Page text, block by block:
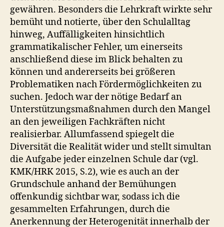
gewähren. Besonders die Lehrkraft wirkte sehr
bemüht und notierte, über den Schulalltag
hinweg, Auffälligkeiten hinsichtlich
grammatikalischer Fehler, um einerseits
anschließend diese im Blick behalten zu
können und andererseits bei größeren
Problematiken nach Fördermöglichkeiten zu
suchen. Jedoch war der nötige Bedarf an
Unterstützungsmaßnahmen durch den Mangel
an den jeweiligen Fachkräften nicht
realisierbar. Allumfassend spiegelt die
Diversität die Realität wider und stellt simultan
die Aufgabe jeder einzelnen Schule dar (vgl.
KMK/HRK 2015, S.2), wie es auch an der
Grundschule anhand der Bemühungen
offenkundig sichtbar war, sodass ich die
gesammelten Erfahrungen, durch die
Anerkennung der Heterogenität innerhalb der